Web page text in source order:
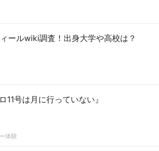
ールwiki調査！出身大学や高校は？
11号は月に行っていない』
体験